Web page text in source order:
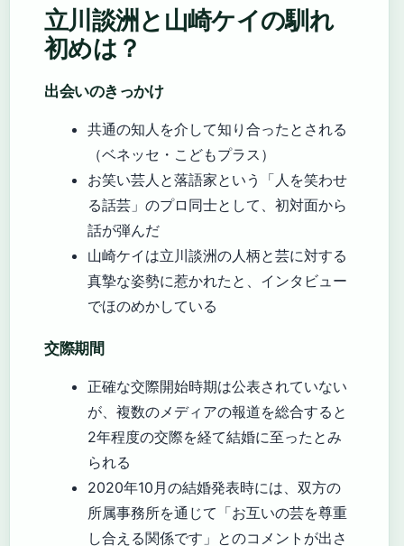
立川談洲と山崎ケイの馴れ
初めは？
出会いのきっかけ
共通の知人を介して知り合ったとされる
（ベネッセ・こどもプラス）
お笑い芸人と落語家という「人を笑わせ
る話芸」のプロ同士として、初対面から
話が弾んだ
山崎ケイは立川談洲の人柄と芸に対する
真摯な姿勢に惹かれたと、インタビュー
でほのめかしている
交際期間
正確な交際開始時期は公表されていない
が、複数のメディアの報道を総合すると
2年程度の交際を経て結婚に至ったとみ
られる
2020年10月の結婚発表時には、双方の
所属事務所を通じて「お互いの芸を尊重
し合える関係です」とのコメントが出さ